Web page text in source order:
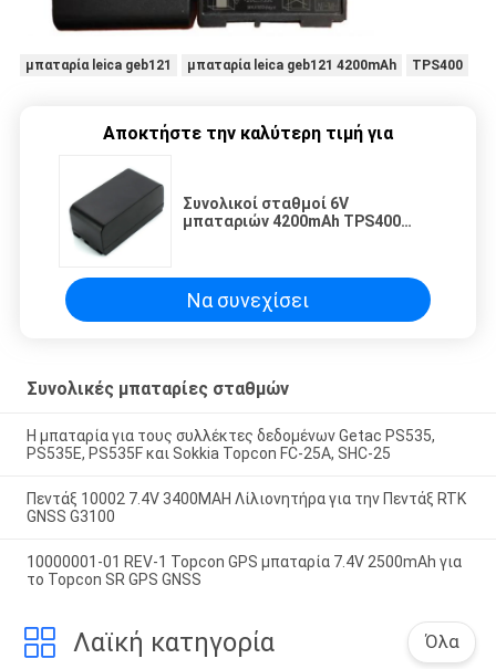
μπαταρία leica geb121 μπαταρία leica geb121 4200mAh TPS400
Αποκτήστε την καλύτερη τιμή για
Συνολικοί σταθμοί 6V
μπαταριών 4200mAh TPS400
Να συνεχίσει
Συνολικές μπαταρίες σταθμών
Η μπαταρία για τους συλλέκτες δεδομένων Getac PS535,
PS535E, PS535F και Sokkia Topcon FC-25A, SHC-25
Πεντάξ 10002 7.4V 3400MAH Λίλιονητήρα για την Πεντάξ RTK
GNSS G3100
10000001-01 REV-1 Topcon GPS μπαταρία 7.4V 2500mAh για
το Topcon SR GPS GNSS
Λαϊκή κατηγορία Όλα